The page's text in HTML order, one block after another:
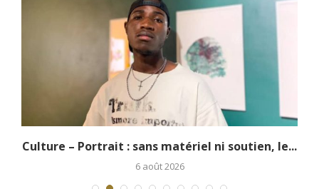
Culture – Portrait : sans matériel ni soutien, le...
6 août 2026